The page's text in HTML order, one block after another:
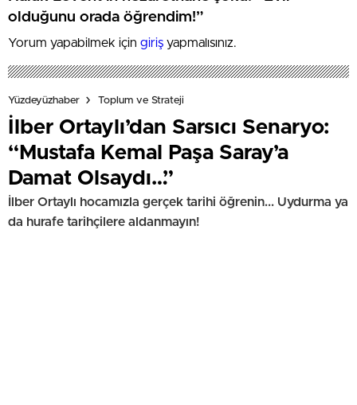
olduğunu orada öğrendim!”
Yorum yapabilmek için giriş yapmalısınız.
Yüzdeyüzhaber Toplum ve Strateji
İlber Ortaylı’dan Sarsıcı Senaryo:
“Mustafa Kemal Paşa Saray’a
Damat Olsaydı…”
İlber Ortaylı hocamızla gerçek tarihi öğrenin... Uydurma ya
da hurafe tarihçilere aldanmayın!